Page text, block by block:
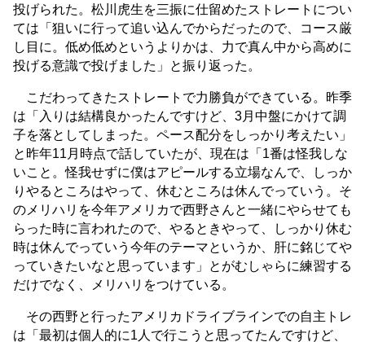
投げられた。松川虎生を三振に仕留めたストレートについ
ては「狙いに行って追い込んでからだったので、コース厳
し目に。低め低めというよりかは、力で真ん中から高めに
投げる意識で投げました」と振り返った。
こだわってきたストレートで力勝負ができている。昨季
は「入りは結構良かったんですけど、3月中盤にかけて調
子を落としてしまった。ペース配分をしっかり考えたい」
と昨年11月時点で話していたが、現在は「1番は怪我しな
いこと。怪我せずに僕はアピールする立場なんで、しっか
りやるところはやって、休むところは休んでっていう。そ
のメリハリを今年アメリカで西野さんと一緒にやらせても
らった時に言われたので、やるときやって、しっかり休む
時は休んでっていう今年のテーマというか、肝に銘じてや
っていきたいなと思っています」とがむしゃらに練習する
だけでなく、メリハリをつけている。
その西野と行ったアメリカドライブラインでの自主トレ
は「最初は個人的に1人で行こうと思ってたんですけど、